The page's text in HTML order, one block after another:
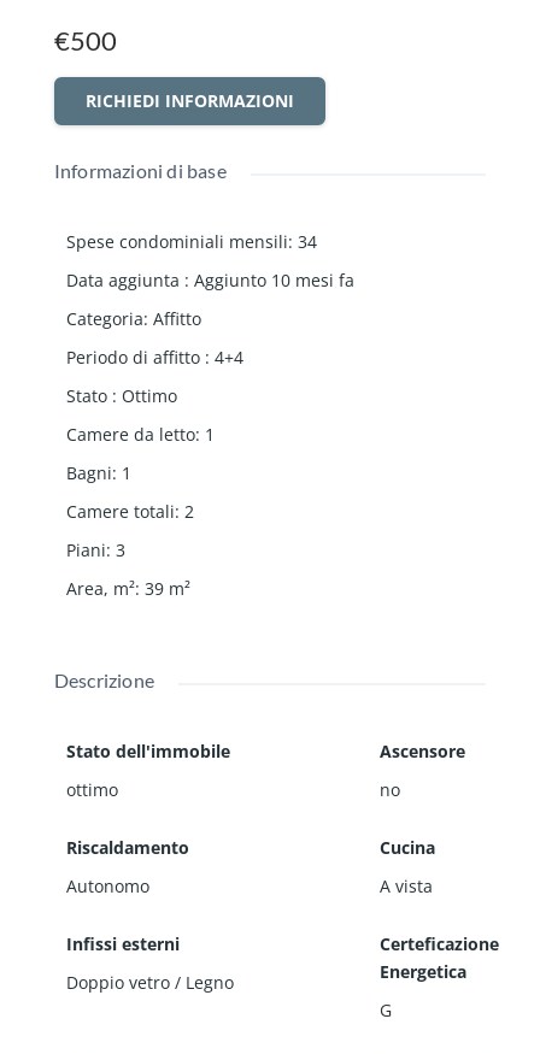
€500
RICHIEDI INFORMAZIONI
Informazioni di base
Spese condominiali mensili: 34
Data aggiunta : Aggiunto 10 mesi fa
Categoria: Affitto
Periodo di affitto : 4+4
Stato : Ottimo
Camere da letto: 1
Bagni: 1
Camere totali: 2
Piani: 3
Area, m²: 39 m²
Descrizione
Stato dell'immobile
ottimo
Ascensore
no
Riscaldamento
Autonomo
Cucina
A vista
Infissi esterni
Doppio vetro / Legno
Certeficazione
Energetica
G